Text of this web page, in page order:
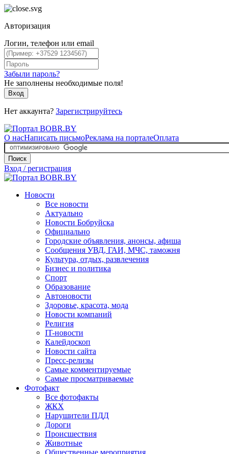
Авторизация
Логин, телефон или email
Забыли пароль?
Не заполнены необходимые поля!
Вход
Нет аккаунта? Зарегистрируйтесь
О насНаписать письмоРеклама на порталеОплата
Поиск
Вход / регистрация
Новости
Все новости
Актуально
Новости Бобруйска
Официально
Городские объявления, анонсы, афиша
Сообщения УВД, ГАИ, МЧС, таможня
Культура, отдых, развлечения
Бизнес и политика
Спорт
Образование
Автоновости
Здоровье, красота, мода
Новости компаний
Религия
IT-новости
Калейдоскоп
Новости сайта
Пресс-релизы
Самые комментируемые
Самые просматриваемые
Фотофакт
Все фотофакты
ЖКХ
Нарушители ПДД
Дороги
Происшествия
Животные
Общественные мероприятия